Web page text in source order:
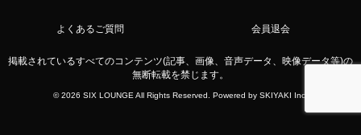
よくあるご質問 会員退会
掲載されているすべてのコンテンツ(記事、画像、音声データ、映像データ等)の
無断転載を禁じます。
© 2026 SIX LOUNGE All Rights Reserved. Powered by SKIYAKI Inc.